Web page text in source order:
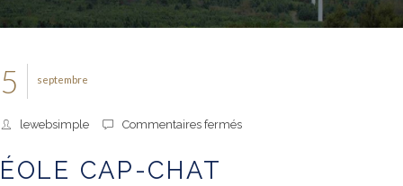
septembre
5
lewebsimple Commentaires ferméssur
ÉOLE CAP-CHAT